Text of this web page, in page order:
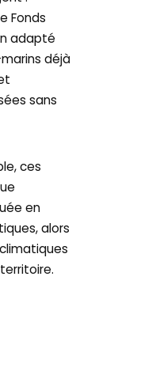
Fonds
adapté
déjà
sans
ces
en
alors